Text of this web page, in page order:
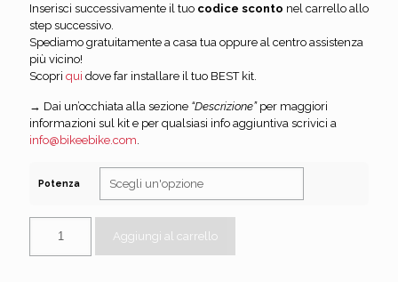
Inserisci successivamente il tuo codice sconto nel carrello allo
step successivo.
Spediamo gratuitamente a casa tua oppure al centro assistenza
più vicino!
Scopri qui dove far installare il tuo BEST kit.
→ Dai un’occhiata alla sezione “Descrizione”per maggiori
informazioni sul kit e per qualsiasi info aggiuntiva scrivici a
info@bikeebike.com
Potenza
Aggiungi al carrello